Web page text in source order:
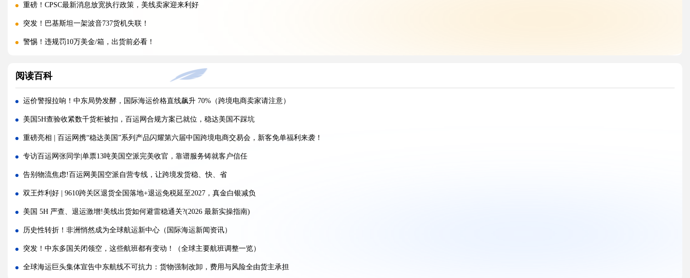
重磅！CPSC最新消息放宽执行政策，美线卖家迎来利好
突发！巴基斯坦一架波音737货机失联！
警惕！违规罚10万美金/箱，出货前必看！
警报!美国海关连发四道“封杀令”，你的货还能顺利进美国吗?
百运网邀您来上海双年展逛展领钱啦！
百运网端午假期不打烊，各仓收发货安排速看！
高光时刻 | 百运网携“稳达美国”系列产品闪耀亮相2026赛狐ERP跨境AI增长峰会
疯涨!海运巨头集体抬价，欧线一舱难求!外贸人如何破局？
蓄势扩容，焕新启航 | 百运网32000㎡全新标准化仓库正式启用！
假期不打烊 | 百运网运作中心五一假期照常接单入库，守护每一份跨境托付！
炸了！欧盟疯狂翻旧账，4000批国货被扣，涉案超11亿
扛不住！亚马逊FBA配送费连涨，每单多付0.2-0.7刀，卖家降本突破口在哪？
阅读百科
运价警报拉响！中东局势发酵，国际海运价格直线飙升 70%（跨境电商卖家请注意）
美国5H查验收紧数千货柜被扣，百运网合规方案已就位，稳达美国不踩坑
重磅亮相 | 百运网携“稳达美国”系列产品闪耀第六届中国跨境电商交易会，新客免单福利来袭！
专访百运网张同学|单票13吨美国空派完美收官，靠谱服务铸就客户信任
告别物流焦虑!百运网美国空派自营专线，让跨境发货稳、快、省
双王炸利好 | 9610跨关区退货全国落地+退运免税延至2027，真金白银减负
美国 5H 严查、退运激增!美线出货如何避雷稳通关?(2026 最新实操指南)
历史性转折！非洲悄然成为全球航运新中心（国际海运新闻资讯）
突发！中东多国关闭领空，这些航班都有变动！（全球主要航班调整一览）
全球海运巨头集体宣告中东航线不可抗力：货物强制改卸，费用与风险全由货主承担